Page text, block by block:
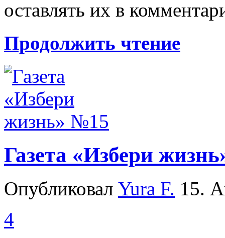
оставлять их в
Продолжить чтение
Газета «Избери
Опубликовал Yura F. 15.
4